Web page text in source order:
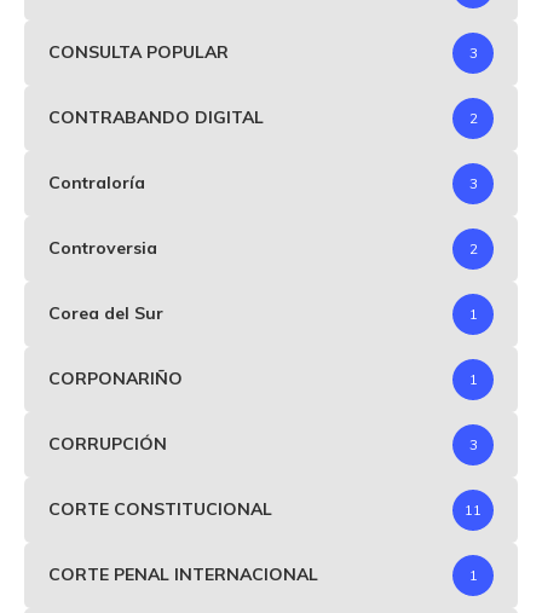
CONSULTA POPULAR 3
CONTRABANDO DIGITAL 2
Contraloría 3
Controversia 2
Corea del Sur 1
CORPONARIÑO 1
CORRUPCIÓN 3
CORTE CONSTITUCIONAL 11
CORTE PENAL INTERNACIONAL 1